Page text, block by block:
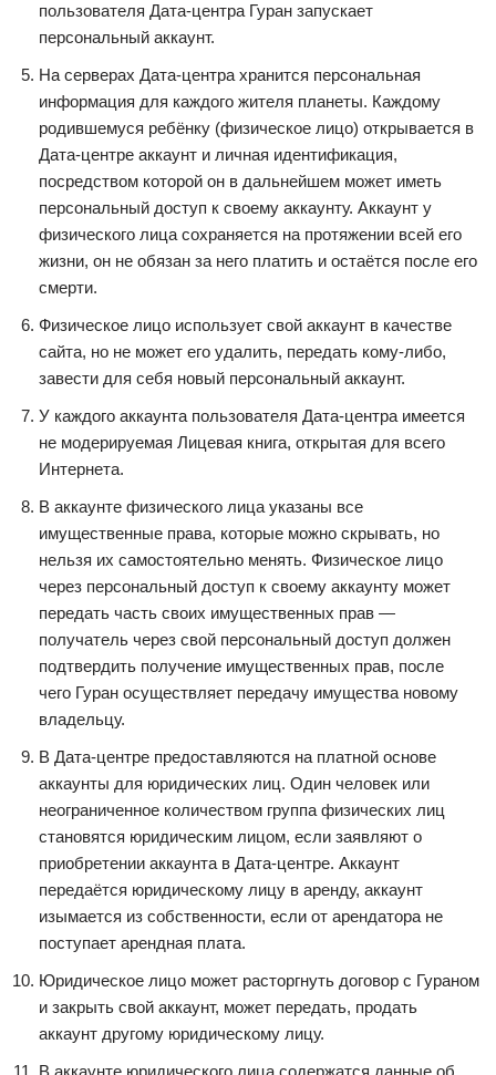
пользователя Дата-центра Гуран запускает
персональный аккаунт.
На серверах Дата-центра хранится персональная
информация для каждого жителя планеты. Каждому
родившемуся ребёнку (физическое лицо) открывается в
Дата-центре аккаунт и личная идентификация,
посредством которой он в дальнейшем может иметь
персональный доступ к своему аккаунту. Аккаунт у
физического лица сохраняется на протяжении всей его
жизни, он не обязан за него платить и остаётся после его
смерти.
Физическое лицо использует свой аккаунт в качестве
сайта, но не может его удалить, передать кому-либо,
завести для себя новый персональный аккаунт.
У каждого аккаунта пользователя Дата-центра имеется
не модерируемая Лицевая книга, открытая для всего
Интернета.
В аккаунте физического лица указаны все
имущественные права, которые можно скрывать, но
нельзя их самостоятельно менять. Физическое лицо
через персональный доступ к своему аккаунту может
передать часть своих имущественных прав —
получатель через свой персональный доступ должен
подтвердить получение имущественных прав, после
чего Гуран осуществляет передачу имущества новому
владельцу.
В Дата-центре предоставляются на платной основе
аккаунты для юридических лиц. Один человек или
неограниченное количеством группа физических лиц
становятся юридическим лицом, если заявляют о
приобретении аккаунта в Дата-центре. Аккаунт
передаётся юридическому лицу в аренду, аккаунт
изымается из собственности, если от арендатора не
поступает арендная плата.
Юридическое лицо может расторгнуть договор с Гураном
и закрыть свой аккаунт, может передать, продать
аккаунт другому юридическому лицу.
В аккаунте юридического лица содержатся данные об